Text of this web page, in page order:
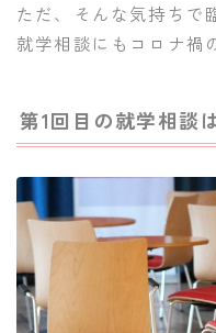
ただ、そんな気持ちで
就学相談にもコロナ禍
第1回目の就学相談